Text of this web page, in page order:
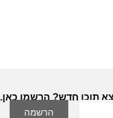
תוכן חדש? הרשמו כאן.
הרשמה